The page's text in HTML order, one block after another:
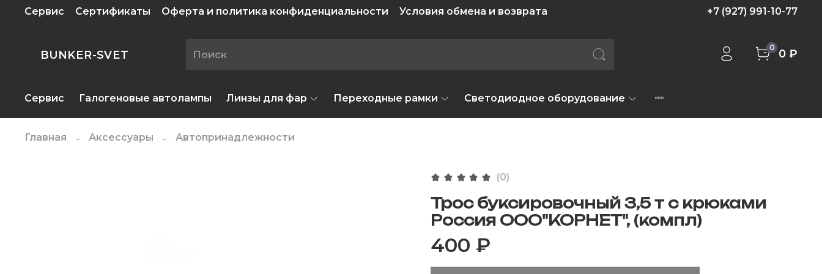
Сервис Сертификаты Оферта и политика конфиденциальности Условия обмена и возврата +7 (927) 991-10-77
BUNKER-SVET
0 0 ₽
Сервис Галогеновые автолампы Линзы для фар Переходные рамки Светодиодное оборудование
Главная Аксессуары Автопринадлежности
(0)
Трос буксировочный 3,5 т с крюками
Россия ООО"КОРНЕТ", (компл)
400 ₽